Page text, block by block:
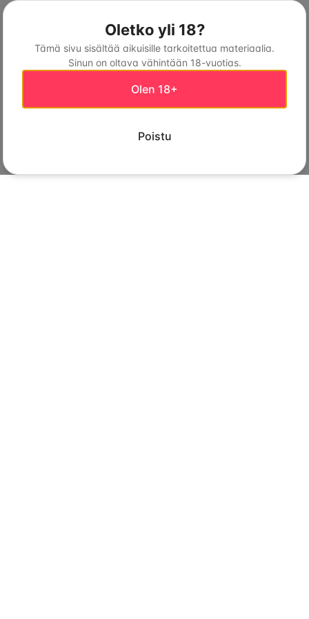
Oletko yli 18?
Tämä sivu sisältää aikuisille tarkoitettua materiaalia.
Sinun on oltava vähintään 18-vuotias.
Olen 18+
Poistu